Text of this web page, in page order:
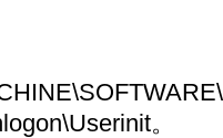
。